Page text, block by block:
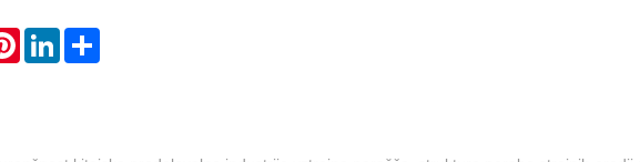
PinterestLinkedInShare